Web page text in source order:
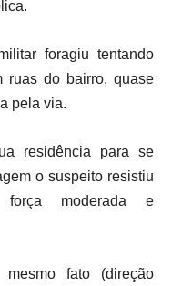
foragiu tentando
ruas do bairro, quase
pela via.
residência para se
o suspeito resistiu
moderada e
fato (direção